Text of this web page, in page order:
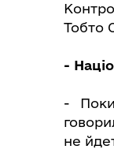
Тобто
-
-
не